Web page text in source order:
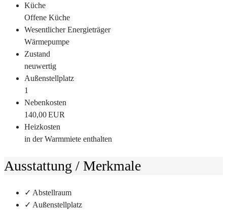
Küche
Offene Küche
Wesentlicher Energieträger
Wärmepumpe
Zustand
neuwertig
Außen­stellplatz
1
Nebenkosten
140,00 EUR
Heizkosten
in der Warmmiete enthalten
Ausstattung / Merkmale
✓ Abstellraum
✓ Außenstellplatz